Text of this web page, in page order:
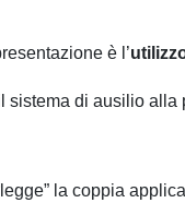
è l’
di ausilio
la coppia